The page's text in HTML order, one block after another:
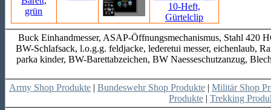
Buck Einhandmesser, ASAP-Öffnungsmechanismus, Stahl 420
BW-Schlafsack, l.o.g.g. feldjacke, lederetui messer, eichenlaub,
parka kinder, BW-Barettabzeichen, BW Naesseschutzanzug,
Army Shop Produkte | Bundeswehr Shop Produkte | Militär Shop
Produkte | Trekking